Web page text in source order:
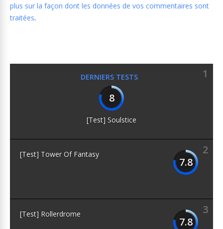
plus sur la façon dont les données de vos commentaires sont
traitées.
DERNIERS TESTS
1
8
[Test] Soulstice
2
7.8
[Test] Tower Of Fantasy
3
7.8
[Test] Rollerdrome